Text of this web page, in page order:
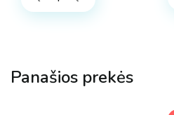
Panašios prekės